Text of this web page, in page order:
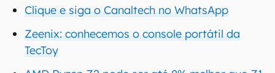
Clique e siga o Canaltech no WhatsApp
Zeenix: conhecemos o console portátil da
TecToy